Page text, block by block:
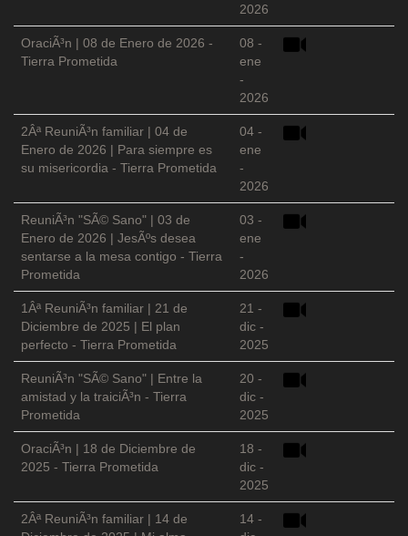
2026
OraciÃ³n | 08 de Enero de 2026 -
Tierra Prometida
08 -
ene
-
2026
2Âª ReuniÃ³n familiar | 04 de
Enero de 2026 | Para siempre es
su misericordia - Tierra Prometida
04 -
ene
-
2026
ReuniÃ³n "SÃ© Sano" | 03 de
Enero de 2026 | JesÃºs desea
sentarse a la mesa contigo - Tierra
Prometida
03 -
ene
-
2026
1Âª ReuniÃ³n familiar | 21 de
Diciembre de 2025 | El plan
perfecto - Tierra Prometida
21 -
dic -
2025
ReuniÃ³n "SÃ© Sano" | Entre la
amistad y la traiciÃ³n - Tierra
Prometida
20 -
dic -
2025
OraciÃ³n | 18 de Diciembre de
2025 - Tierra Prometida
18 -
dic -
2025
2Âª ReuniÃ³n familiar | 14 de
14 -